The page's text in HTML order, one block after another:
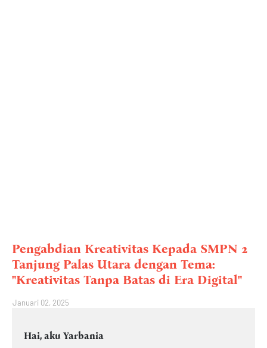
Pengabdian Kreativitas Kepada SMPN 2
Tanjung Palas Utara dengan Tema:
"Kreativitas Tanpa Batas di Era Digital"
Januari 02, 2025
Hai, aku Yarbania